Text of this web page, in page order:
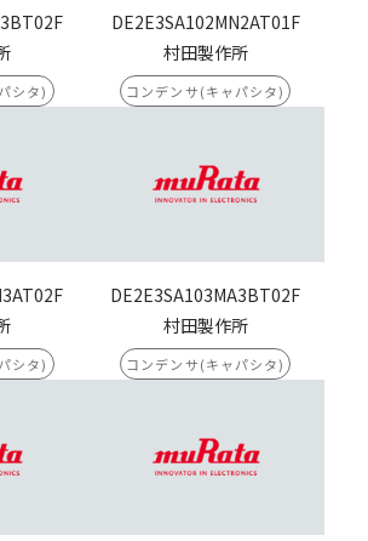
シタ)
DE2E3SA102MN2AT01F
村田製作所
コンデンサ(キャパシタ)
シタ)
DE2E3SA103MA3BT02F
村田製作所
コンデンサ(キャパシタ)